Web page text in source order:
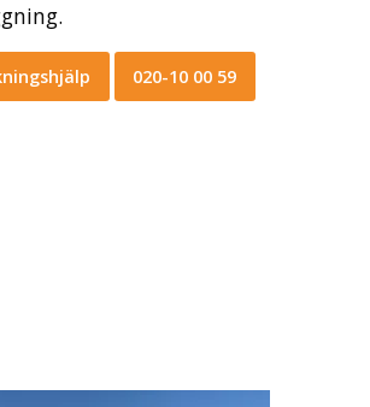
020-10 00 59